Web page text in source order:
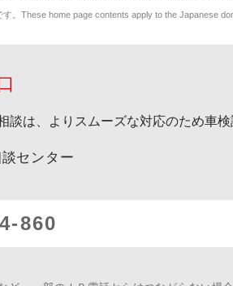
。These home page contents apply to the Japanese
談は、よりスムーズな対応のため車検
センター
860